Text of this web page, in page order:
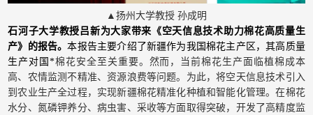
▲扬州大学教授 孙成明
石河子大学教授吕新为大家带来《空天信息技术助力棉花高质量生
产》的报告。本报告主要介绍了新疆作为我国棉花主产区，其高质量
生产对国*棉花安全至关重要。然而，当前棉花生产面临植棉成本
高、农情监测不精准、资源浪费等问题。为此，将空天信息技术引入
到农业生产全过程，实现新疆棉花精准化种植和智能化管理。在棉花
水分、氮磷钾养分、病虫害、采收等方面取得突破，开发了高精度监